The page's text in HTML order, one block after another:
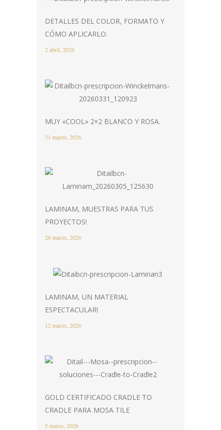
DETALLES DEL COLOR, FORMATO Y
CÓMO APLICARLO.
2 abril, 2026
MUY «COOL» 2×2 BLANCO Y ROSA.
31 marzo, 2026
LAMINAM, MUESTRAS PARA TUS
PROYECTOS!
26 marzo, 2026
LAMINAM, UN MATERIAL
ESPECTACULAR!
12 marzo, 2026
GOLD CERTIFICADO CRADLE TO
CRADLE PARA MOSA TILE
5 marzo, 2026